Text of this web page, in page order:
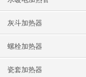
灰斗加热器
螺栓加热器
瓷套加热器